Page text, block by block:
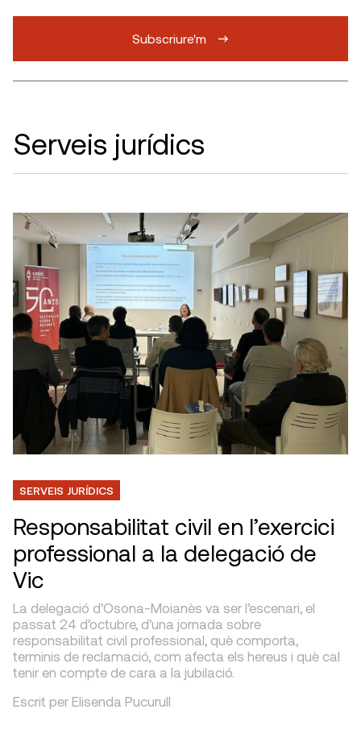
Subscriure'm
Serveis jurídics
SERVEIS JURÍDICS
Responsabilitat civil en l’exercici
professional a la delegació de
Vic
La delegació d’Osona-Moianès va ser l’escenari, el
passat 24 d’octubre, d’una jornada sobre
responsabilitat civil professional, què comporta,
terminis de reclamació, com afecta els hereus i què cal
tenir en compte de cara a la jubilació.
Escrit per Elisenda Pucurull